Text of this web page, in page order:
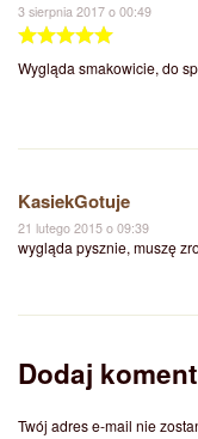
3 sierpnia 2017 o 00:49
Wygląda smakowicie, do
KasiekGotuje
21 lutego 2015 o 09:39
wygląda pysznie, muszę
Dodaj
Twój adres e-mail nie